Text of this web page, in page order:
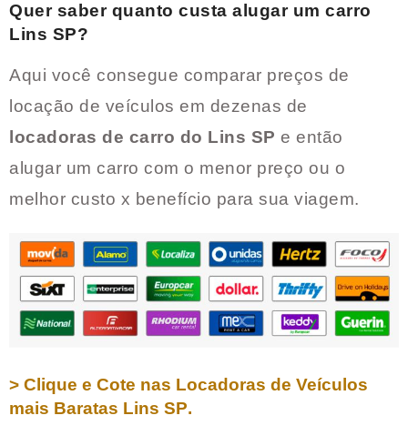
Quer saber quanto custa alugar um carro
Lins SP?
Aqui você consegue comparar preços de
locação de veículos em dezenas de
locadoras de carro do Lins SP e então
alugar um carro com o menor preço ou o
melhor custo x benefício para sua viagem.
> Clique e Cote nas Locadoras de Veículos
mais Baratas Lins SP.